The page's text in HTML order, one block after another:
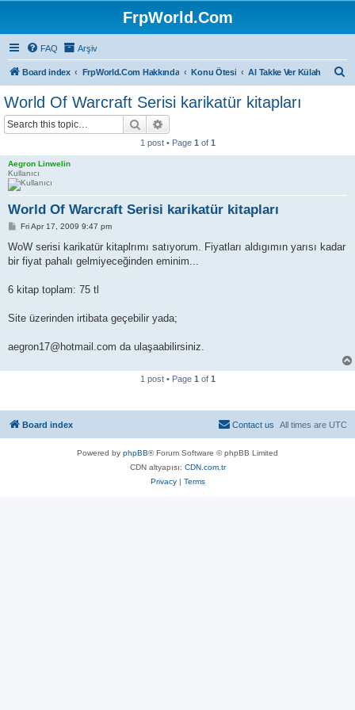
FrpWorld.Com
FAQ Arşiv
Board index FrpWorld.Com Hakkında Konu Ötesi Al Takke Ver Külah
World Of Warcraft Serisi karikatür kitapları
Search
1 post • Page 1 of 1
Aegron Linwelin
Kullanıcı
World Of Warcraft Serisi karikatür kitapları
P
s
Fri Apr 17, 2009 9:47 pm
WoW serisi karikatür kitaplrımı satıyorum. Fiyatları aldıgımın yarısı kadar
bir fiyat pahalı gelmiyeceğinden eminim...
6 kitap toplam: 75 tl
Site üzerinden irtibata geçebilir yada;
aegron17@hotmail.com da ulaşaabilirsiniz.
1 post • Page 1 of 1
Board index All times are UTC
Contact us
Powered by phpBB® Forum Software © phpBB Limited
CDN altyapısı: CDN.com.tr
Privacy| Terms